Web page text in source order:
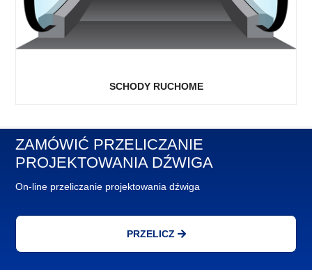
SCHODY RUCHOME
ZAMÓWIĆ PRZELICZANIE
PROJEKTOWANIA DŹWIGA
On-line przeliczanie projektowania dźwiga
PRZELICZ